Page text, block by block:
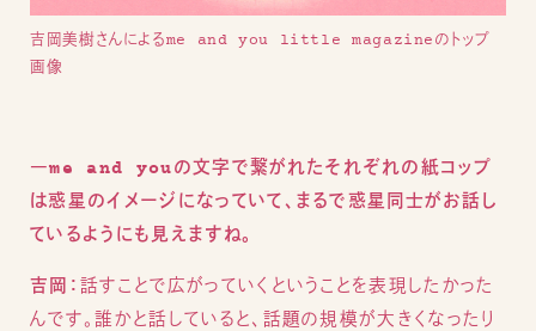
吉岡美樹さんによるme and you little magazineのトップ
画像
―me and youの文字で繋がれたそれぞれの紙コップ
は惑星のイメージになっていて、まるで惑星同士がお話し
ているようにも見えますね。
吉岡：話すことで広がっていくということを表現したかった
んです。誰かと話していると、話題の規模が大きくなったり